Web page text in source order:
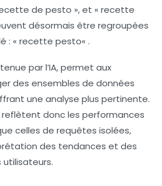
de pesto », et « recette
désormais être regroupées
: « recette pesto« .
par l’IA, permet aux
des ensembles de données
une analyse plus pertinente.
reflètent donc les performances
celles de requêtes isolées,
des tendances et des